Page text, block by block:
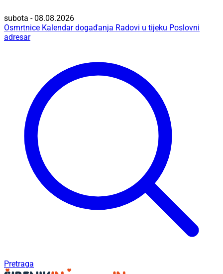
subota - 08.08.2026
Osmrtnice Kalendar događanja Radovi u tijeku Poslovni
adresar
Pretraga